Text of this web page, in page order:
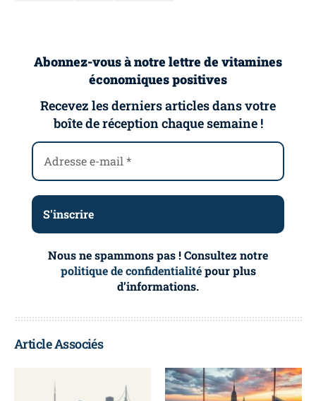
Abonnez-vous à notre lettre de vitamines
économiques positives
Recevez les derniers articles dans votre
boîte de réception chaque semaine !
Nous ne spammons pas ! Consultez notre
politique de confidentialitépour plus
d’informations.
Article Associés